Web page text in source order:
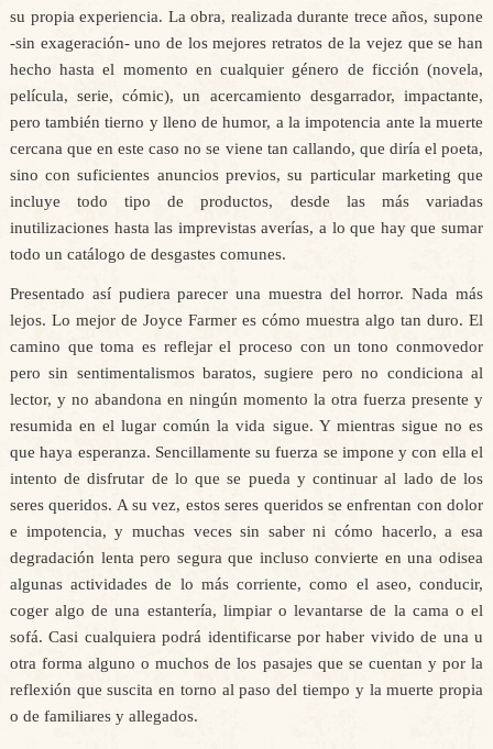
su propia experiencia. La obra, realizada durante trece años, supone
-sin exageración- uno de los mejores retratos de la vejez que se han
hecho hasta el momento en cualquier género de ficción (novela,
película, serie, cómic), un acercamiento desgarrador, impactante,
pero también tierno y lleno de humor, a la impotencia ante la muerte
cercana que en este caso no se viene tan callando, que diría el poeta,
sino con suficientes anuncios previos, su particular marketing que
incluye todo tipo de productos, desde las más variadas
inutilizaciones hasta las imprevistas averías, a lo que hay que sumar
todo un catálogo de desgastes comunes.
Presentado así pudiera parecer una muestra del horror. Nada más
lejos. Lo mejor de Joyce Farmer es cómo muestra algo tan duro. El
camino que toma es reflejar el proceso con un tono conmovedor
pero sin sentimentalismos baratos, sugiere pero no condiciona al
lector, y no abandona en ningún momento la otra fuerza presente y
resumida en el lugar común la vida sigue. Y mientras sigue no es
que haya esperanza. Sencillamente su fuerza se impone y con ella el
intento de disfrutar de lo que se pueda y continuar al lado de los
seres queridos. A su vez, estos seres queridos se enfrentan con dolor
e impotencia, y muchas veces sin saber ni cómo hacerlo, a esa
degradación lenta pero segura que incluso convierte en una odisea
algunas actividades de lo más corriente, como el aseo, conducir,
coger algo de una estantería, limpiar o levantarse de la cama o el
sofá. Casi cualquiera podrá identificarse por haber vivido de una u
otra forma alguno o muchos de los pasajes que se cuentan y por la
reflexión que suscita en torno al paso del tiempo y la muerte propia
o de familiares y allegados.